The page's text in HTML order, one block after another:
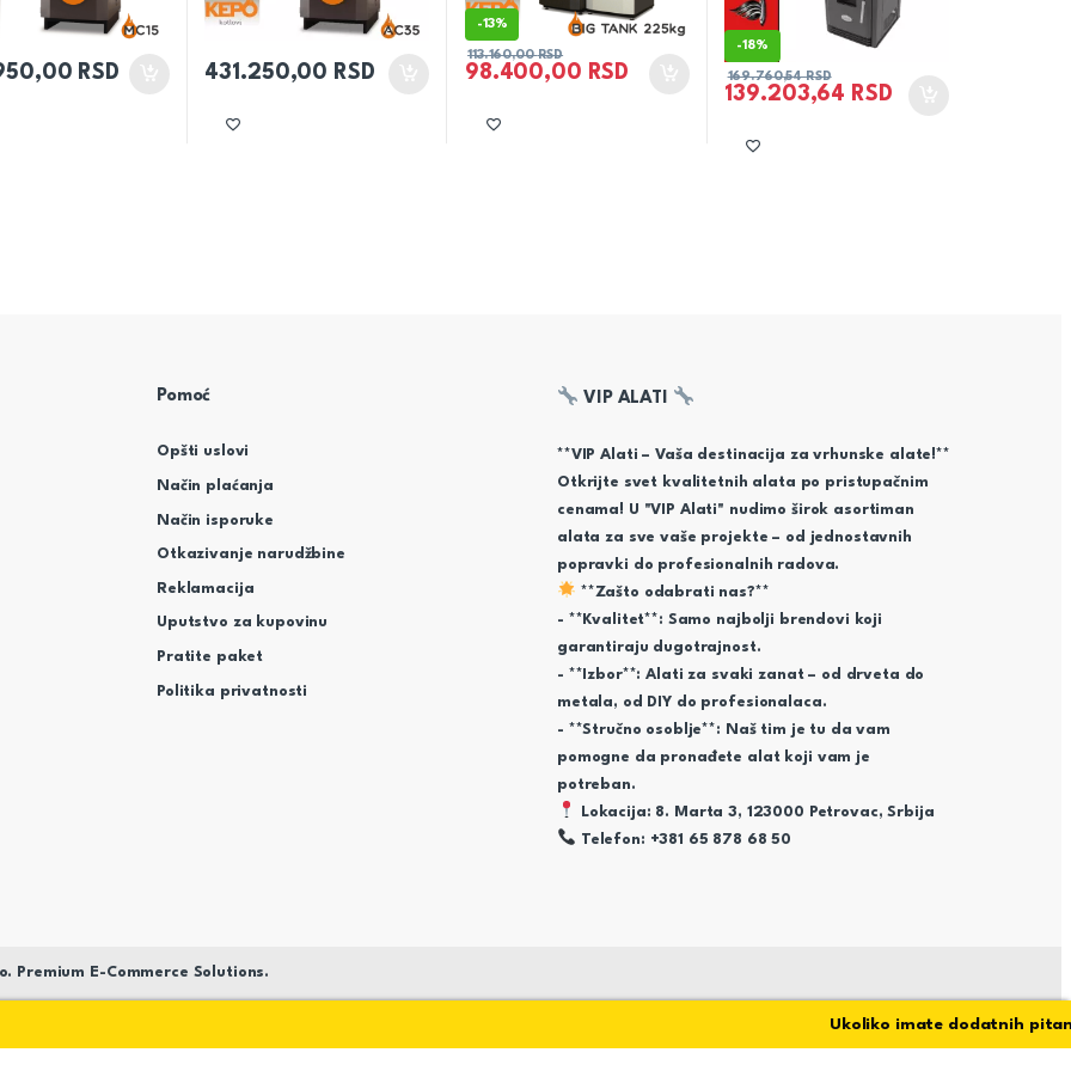
RSD 431.250,00 RSD
-13%
98.400,00 RSD
113.160,00RSD
-18%
139.203,64 RSD
169.760,54RSD
Pomoć
Opšti uslovi
Način plaćanja
Način isporuke
Otkazivanje narudžbine
Reklamacija
Uputstvo za kupovinu
Pratite paket
Politika privatnosti
VIP ALATI
**VIP Alati – Vaša destinacija za vrhunske alate!**
Otkrijte svet kvalitetnih alata po pristupačnim
cenama! U "VIP Alati" nudimo širok asortiman
alata za sve vaše projekte – od jednostavnih
popravki do profesionalnih radova.
**Zašto odabrati nas?**
- **Kvalitet**: Samo najbolji brendovi koji
garantiraju dugotrajnost.
- **Izbor**: Alati za svaki zanat – od drveta do
metala, od DIY do profesionalaca.
- **Stručno osoblje**: Naš tim je tu da vam
pomogne da pronađete alat koji vam je
potreban.
Lokacija: 8. Marta 3, 123000 Petrovac, Srbija
Telefon: +381 65 878 68 50
Premium E-Commerce Solutions.
Ukoliko imate dodatnih